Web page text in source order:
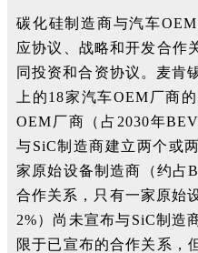
碳化硅制造商与汽车
应协议、战略和开发合作
同投资和合资协议。麦肯
上的18家汽车OEM厂商
OEM厂商（占2030年
与SiC制造商建立两个或
家原始设备制造商（约占
合作关系，只有一家原始
2%）尚未宣布与SiC制造
限于已宣布的合作关系，